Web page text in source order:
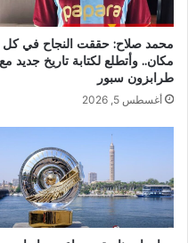
محمد صلاح: حققت النجاح في كل
مكان.. وأتطلع لكتابة تاريخ جديد مع
طرابزون سبور
أغسطس 5, 2026